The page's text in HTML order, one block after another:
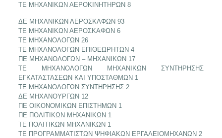
ΤΕ ΜΗΧΑΝΙΚΩΝ ΑΕΡΟΚΙΝΗΤΗΡΩΝ 8
ΔΕ ΜΗΧΑΝΙΚΩΝ ΑΕΡΟΣΚΑΦΩΝ 93
ΤΕ ΜΗΧΑΝΙΚΩΝ ΑΕΡΟΣΚΑΦΩΝ 6
ΤΕ ΜΗΧΑΝΟΛΟΓΩΝ 26
ΤΕ ΜΗΧΑΝΟΛΟΓΩΝ ΕΠΙΘΕΩΡΗΤΩΝ 4
ΠΕ ΜΗΧΑΝΟΛΟΓΩΝ – ΜΗΧΑΝΙΚΩΝ 17
ΤΕ ΜΗΧΑΝΟΛΟΓΩΝ ΜΗΧΑΝΙΚΩΝ ΣΥΝΤΗΡΗΣΗΣ
ΕΓΚΑΤΑΣΤΑΣΕΩΝ ΚΑΙ ΥΠΟΣΤΑΘΜΩΝ 1
ΤΕ ΜΗΧΑΝΟΛΟΓΩΝ ΣΥΝΤΗΡΗΣΗΣ 2
ΔΕ ΜΗΧΑΝΟΥΡΓΩΝ 12
ΠΕ ΟΙΚΟΝΟΜΙΚΩΝ ΕΠΙΣΤΗΜΩΝ 1
ΠΕ ΠΟΛΙΤΙΚΩΝ ΜΗΧΑΝΙΚΩΝ 1
ΤΕ ΠΟΛΙΤΙΚΩΝ ΜΗΧΑΝΙΚΩΝ 1
ΤΕ ΠΡΟΓΡΑΜΜΑΤΙΣΤΩΝ ΨΗΦΙΑΚΩΝ ΕΡΓΑΛΕΙΟΜΗΧΑΝΩΝ 2